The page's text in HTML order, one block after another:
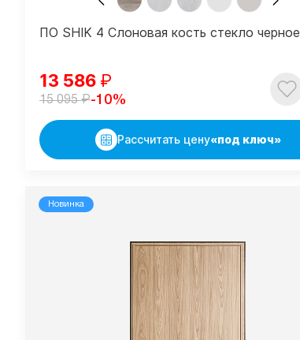
ПО SHIK 4 Слоновая кость стекло черное
13 586 ₽
15 095₽-10%
Рассчитать цену«под ключ»
Новинка